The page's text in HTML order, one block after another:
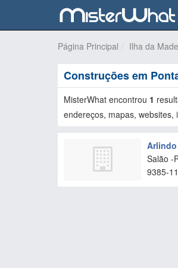
Página Principal Ilha da
Construções em
MisterWhat encontrou 1
endereços, mapas,
Arlindo
Salão -
9385-